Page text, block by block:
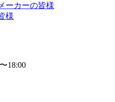
ーカーの皆様
様
18:00